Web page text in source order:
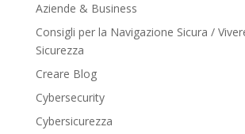
Aziende & Business
Consigli per la Navigazione Sicura /
Sicurezza
Creare Blog
Cybersecurity
Cybersicurezza